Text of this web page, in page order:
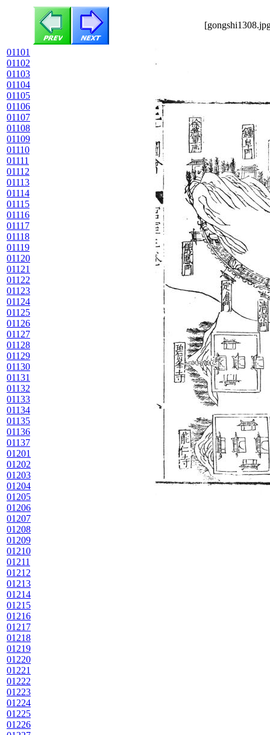
01101
01102
01103
01104
01105
01106
01107
01108
01109
01110
01111
01112
01113
01114
01115
01116
01117
01118
01119
01120
01121
01122
01123
01124
01125
01126
01127
01128
01129
01130
01131
01132
01133
01134
01135
01136
01137
01201
01202
01203
01204
01205
01206
01207
01208
01209
01210
01211
01212
01213
01214
01215
01216
01217
01218
01219
01220
01221
01222
01223
01224
01225
01226